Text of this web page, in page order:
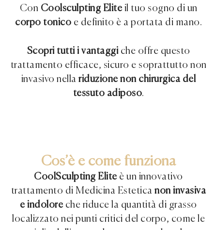
Con Coolsculpting Elite il tuo sogno di un
corpo tonico e definito è a portata di mano.
Scopri tutti i vantaggiche offre questo
trattamento efficace, sicuro e soprattutto non
invasivo nellariduzione non chirurgica del
tessuto adiposo.
Cos’è e come funziona
CoolSculpting Elite è un innovativo
trattamento di Medicina Esteticanon invasiva
e indolore che riduce la quantità di grasso
localizzato nei punti critici del corpo, come le